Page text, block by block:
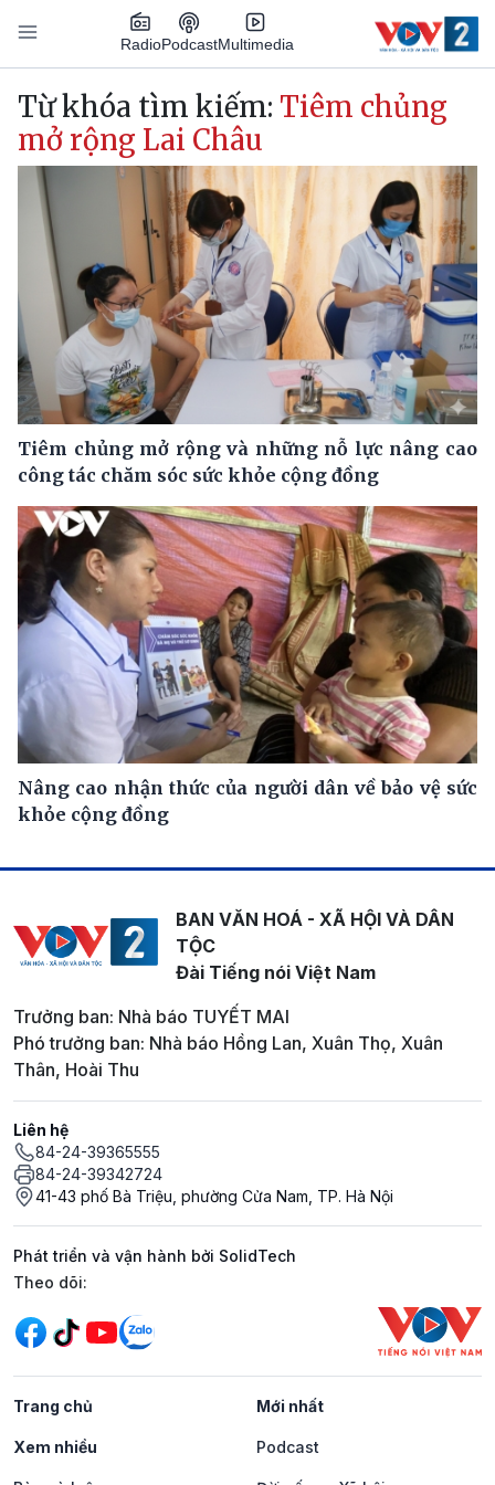
Nhảy đến nội dung
RadioPodcastMultimedia
Main navigation
Từ khóa tìm kiếm: Tiêm chủng
mở rộng Lai Châu
Tiêm chủng mở rộng và những nỗ lực nâng cao
công tác chăm sóc sức khỏe cộng đồng
Nâng cao nhận thức của người dân về bảo vệ sức
khỏe cộng đồng
BAN VĂN HOÁ - XÃ HỘI VÀ DÂN
TỘC
Đài Tiếng nói Việt Nam
Trưởng ban: Nhà báo TUYẾT MAI
Phó trưởng ban: Nhà báo Hồng Lan, Xuân Thọ, Xuân
Thân, Hoài Thu
Liên hệ
84-24-39365555
84-24-39342724
41-43 phố Bà Triệu, phường Cửa Nam, TP. Hà Nội
Phát triển và vận hành bởi SolidTech
Mạng xã hội
Theo dõi:
Trang chủ Mới nhất
Xem nhiều Podcast